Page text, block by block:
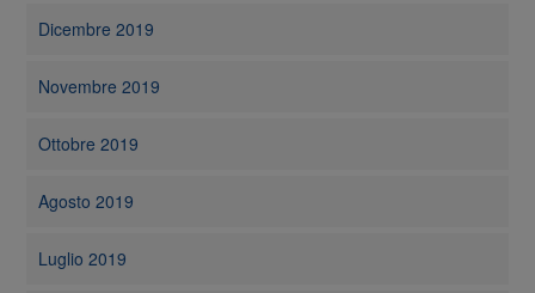
Dicembre 2019
Novembre 2019
Ottobre 2019
Agosto 2019
Luglio 2019